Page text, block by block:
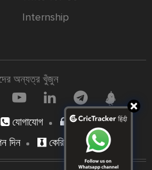
Internship
অন্যত্র খুঁজুন
যোগাযোগ
গোপনীয়তা নীতি
দিন
কেরিয়ার